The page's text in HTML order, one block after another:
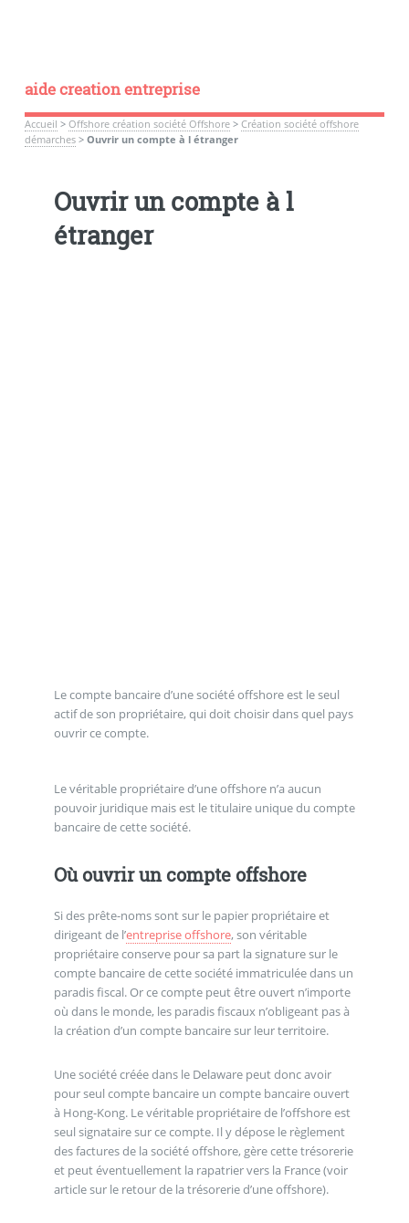
aide creation entreprise
Accueil > Offshore création société Offshore> Création société offshore
démarches> Ouvrir un compte à l étranger
Ouvrir un compte à l
étranger
Le compte bancaire d’une société offshore est le seul
actif de son propriétaire, qui doit choisir dans quel pays
ouvrir ce compte.
Le véritable propriétaire d’une offshore n’a aucun
pouvoir juridique mais est le titulaire unique du compte
bancaire de cette société.
Où ouvrir un compte offshore
Si des prête-noms sont sur le papier propriétaire et
dirigeant de l’entreprise offshore, son véritable
propriétaire conserve pour sa part la signature sur le
compte bancaire de cette société immatriculée dans un
paradis fiscal. Or ce compte peut être ouvert n’importe
où dans le monde, les paradis fiscaux n’obligeant pas à
la création d’un compte bancaire sur leur territoire.
Une société créée dans le Delaware peut donc avoir
pour seul compte bancaire un compte bancaire ouvert
à Hong-Kong. Le véritable propriétaire de l’offshore est
seul signataire sur ce compte. Il y dépose le règlement
des factures de la société offshore, gère cette trésorerie
et peut éventuellement la rapatrier vers la France (voir
article sur le retour de la trésorerie d’une offshore).